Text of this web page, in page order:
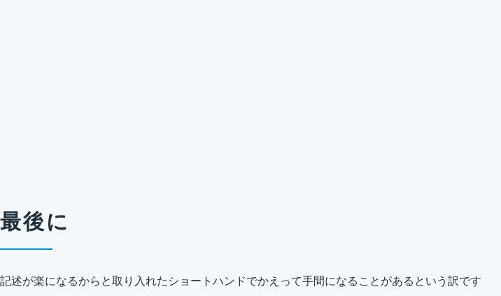
最後に
記述が楽になるからと取り入れたショートハンドでかえって手間になることがあるという訳です